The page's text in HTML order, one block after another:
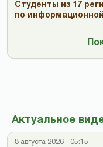
Студенты из 17
по
Актуальное
8 августа 2026 - 05:15